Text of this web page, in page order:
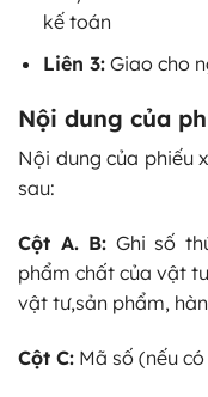
kế toán
Liên 3:Giao cho
Nội dung của
Nội dung của phiếu
sau:
Cột A. B: Ghi số
phẩm chất của vật
vật tư,sản phẩm,
Cột C: Mã số (nếu